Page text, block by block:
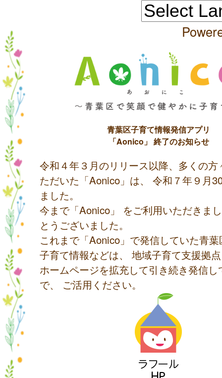
青葉区子育て情報発信アプリ
「Aonico」 終了のお知らせ
令和４年３月のリリース以降、多くの方
ただいた「Aonico」は、 令和７年９月
ました。
今まで「Aonico」 をご利用いただきま
とうございました。
これまで「Aonico」で発信していた青
子育て情報などは、 地域子育て支援拠
ホームページを拡充して引き続き発信し
で、 ご活用ください。